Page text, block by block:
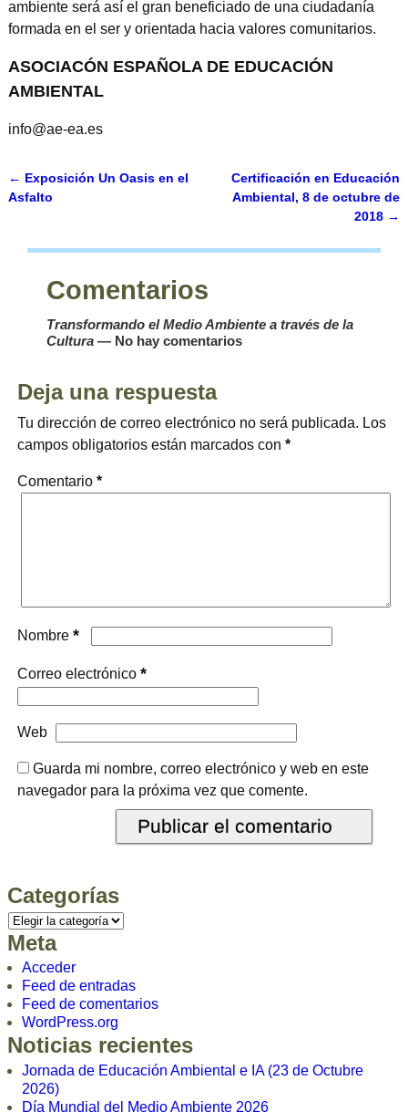
ambiente será así el gran beneficiado de una ciudadanía
formada en el ser y orientada hacia valores comunitarios.
ASOCIACÓN ESPAÑOLA DE EDUCACIÓN
AMBIENTAL
info@ae-ea.es
Navegación de entradas
← Exposición Un Oasis en el
Asfalto
Certificación en Educación
Ambiental, 8 de octubre de
2018 →
Comentarios
Transformando el Medio Ambiente a través de la
Cultura— No hay comentarios
Deja una respuesta
Tu dirección de correo electrónico no será publicada. Los
campos obligatorios están marcados con *
Comentario *
Nombre *
Correo electrónico *
Web
Guarda mi nombre, correo electrónico y web en este
navegador para la próxima vez que comente.
Categorías
Meta
Acceder
Feed de entradas
Feed de comentarios
WordPress.org
Noticias recientes
Jornada de Educación Ambiental e IA (23 de Octubre
2026)
Día Mundial del Medio Ambiente 2026